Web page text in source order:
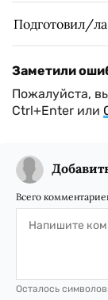
Подготовил/
Заметили
Пожалуйста,
Ctrl+Enter или
Всего
Осталось